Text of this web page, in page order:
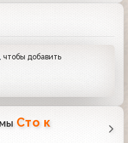
, чтобы добавить
Сто к